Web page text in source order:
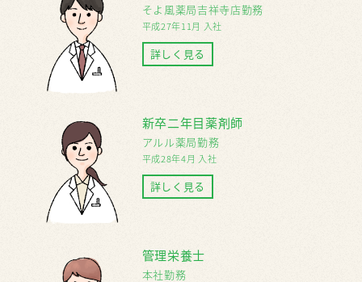
そよ風薬局吉祥寺店勤務
平成27年11月 入社
詳しく見る
新卒二年目薬剤師
アルル薬局勤務
平成28年4月 入社
詳しく見る
管理栄養士
本社勤務